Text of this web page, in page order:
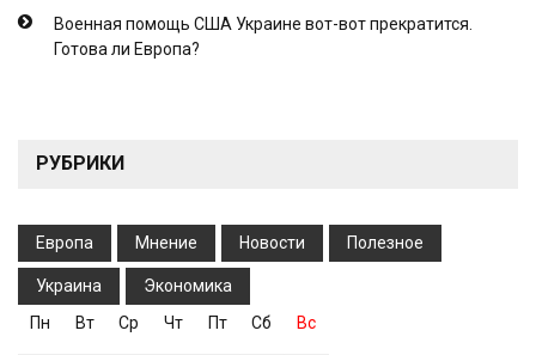
Военная помощь США Украине вот-вот прекратится.
Готова ли Европа?
РУБРИКИ
Европа Мнение Новости Полезное
Украина Экономика
Пн Вт Ср Чт Пт Сб Вс